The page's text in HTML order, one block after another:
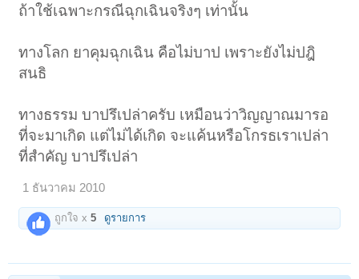
ถ้าใช้เฉพาะกรณีฉุกเฉินจริงๆ เท่านั้น
ทางโลก ยาคุมฉุกเฉิน คือไม่บาป เพราะยังไม่ปฎิ
สนธิ
ทางธรรม บาปรึเปล่าครับ เหมือนว่าวิญญาณมารอ
ที่จะมาเกิด แต่ไม่ได้เกิด จะแค้นหรือโกรธเราเปล่า
ที่สำคัญ บาปรึเปล่า
1 ธันวาคม 2010
ถูกใจ x5 ดูรายการ